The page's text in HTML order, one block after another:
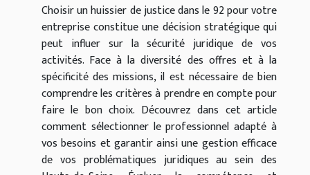
Choisir un huissier de justice dans le 92 pour votre
entreprise constitue une décision stratégique qui
peut influer sur la sécurité juridique de vos
activités. Face à la diversité des offres et à la
spécificité des missions, il est nécessaire de bien
comprendre les critères à prendre en compte pour
faire le bon choix. Découvrez dans cet article
comment sélectionner le professionnel adapté à
vos besoins et garantir ainsi une gestion efficace
de vos problématiques juridiques au sein des